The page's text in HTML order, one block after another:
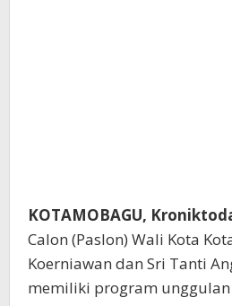
KOTAMOBAGU,
Calon (Paslon) Wali Kota
Koerniawan dan Sri Tanti
memiliki program